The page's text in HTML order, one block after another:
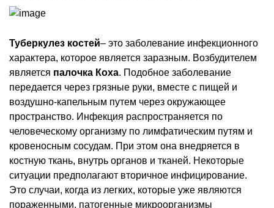
Туберкулез костей– это заболевание инфекционного
характера, которое является заразным. Возбудителем
является палочка Коха. Подобное заболевание
передается через грязные руки, вместе с пищей и
воздушно-капельным путем через окружающее
пространство. Инфекция распространяется по
человеческому организму по лимфатическим путям и
кровеносным сосудам. При этом она внедряется в
костную ткань, внутрь органов и тканей. Некоторые
ситуации предполагают вторичное инфицирование.
Это случаи, когда из легких, которые уже являются
пораженными, патогенные микроорганизмы